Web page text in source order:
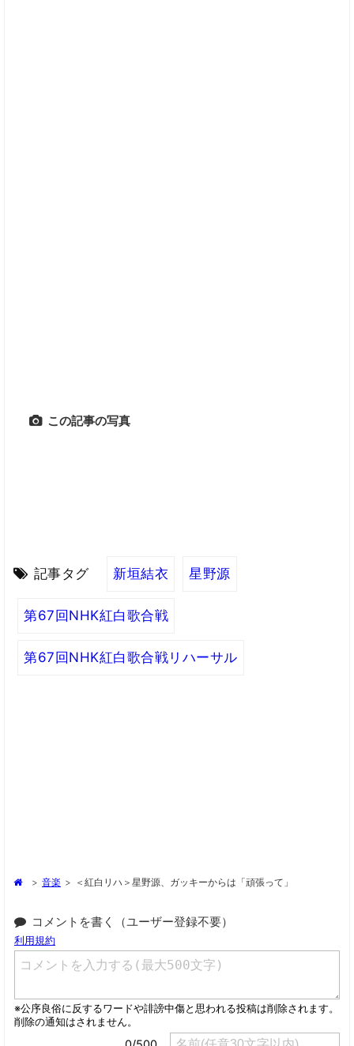
この記事の写真
記事タグ 新垣結衣 星野源
第67回NHK紅白歌合戦
第67回NHK紅白歌合戦リハーサル
> 音楽 > ＜紅白リハ＞星野源、ガッキーからは「頑張って」
コメントを書く（ユーザー登録不要）